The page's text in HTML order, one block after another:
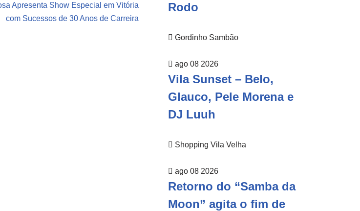
Apresenta Show Especial em Vitória
com Sucessos de 30 Anos de Carreira
Rodo
Gordinho Sambão
ago 08 2026
Vila Sunset – Belo,
Glauco, Pele Morena e
DJ Luuh
Shopping Vila Velha
ago 08 2026
Retorno do “Samba da
Moon” agita o fim de